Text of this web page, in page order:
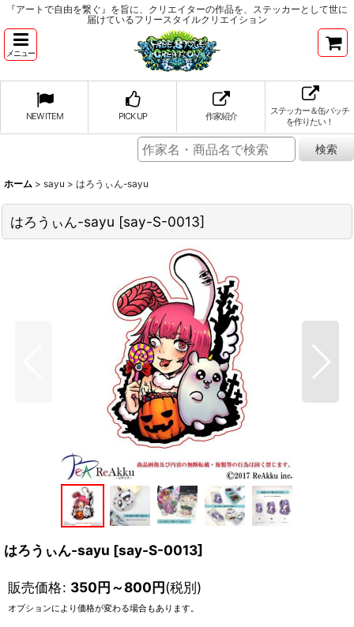
『アートで自由を繋ぐ』を旨に、クリエイターの作品を、ステッカーとして世に
届けているフリースタイルクリエイション
メニュー
NEW ITEM PICK UP 作家紹介
ステッカー＆缶バッチ
を作りたい！
ホーム > sayu > はろうぃん-sayu
はろうぃん-sayu [say-S-0013]
はろうぃん-sayu [say-S-0013]
販売価格: 350円～800円(税別)
オプションにより価格が変わる場合もあります。